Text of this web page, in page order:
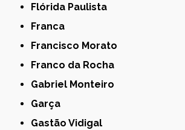
Flórida Paulista
Franca
Francisco Morato
Franco da Rocha
Gabriel Monteiro
Garça
Gastão Vidigal